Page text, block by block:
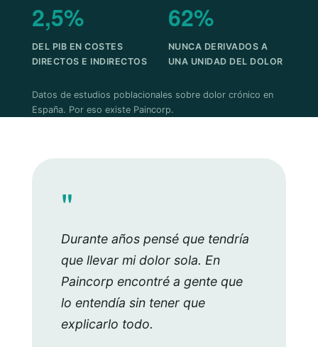
2,5%
DEL PIB EN COSTES
DIRECTOS E INDIRECTOS
62%
NUNCA DERIVADOS A
UNA UNIDAD DEL DOLOR
Datos de estudios poblacionales sobre dolor crónico en
España. Por eso existe Paincorp.
"
Durante años pensé que tendría
que llevar mi dolor sola. En
Paincorp encontré a gente que
lo entendía sin tener que
explicarlo todo.